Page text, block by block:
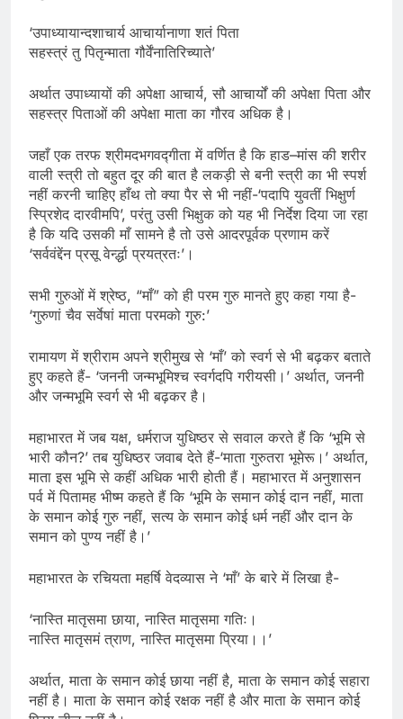
‘उपाध्यायान्दशाचार्य आचार्यानाणा शतं पिता
सहस्त्रं तु पितृन्माता गौर्वेंनातिरिच्याते’
अर्थात उपाध्यायों की अपेक्षा आचार्य, सौ आचार्यों की अपेक्षा पिता और
सहस्त्र पिताओं की अपेक्षा माता का गौरव अधिक है।
जहाँ एक तरफ श्रीमदभगवद्गीता में वर्णित है कि हाड–मांस की शरीर
वाली स्त्री तो बहुत दूर की बात है लकड़ी से बनी स्त्री का भी स्पर्श
नहीं करनी चाहिए हाँथ तो क्या पैर से भी नहीं-‘पदापि युवतीं भिक्षुर्ण
स्प्रिशेद दारवीमपि’, परंतु उसी भिक्षुक को यह भी निर्देश दिया जा रहा
है कि यदि उसकी माँ सामने है तो उसे आदरपूर्वक प्रणाम करें
‘सर्ववंद्देंन प्रसू वेर्न्द्धा प्रयत्रतः’।
सभी गुरुओं में श्रेष्ठ, “माँ” को ही परम गुरु मानते हुए कहा गया है-
‘गुरुणां चैव सर्वेषां माता परमको गुरु:’
रामायण में श्रीराम अपने श्रीमुख से ‘माँ’ को स्वर्ग से भी बढ़कर बताते
हुए कहते हैं- ‘जननी जन्मभूमिश्च स्वर्गदपि गरीयसी।’ अर्थात, जननी
और जन्मभूमि स्वर्ग से भी बढ़कर है।
महाभारत में जब यक्ष, धर्मराज युधिष्ठर से सवाल करते हैं कि ‘भूमि से
भारी कौन?’ तब युधिष्ठर जवाब देते हैं-‘माता गुरुतरा भूमेरू।’ अर्थात,
माता इस भूमि से कहीं अधिक भारी होती हैं। महाभारत में अनुशासन
पर्व में पितामह भीष्म कहते हैं कि ‘भूमि के समान कोई दान नहीं, माता
के समान कोई गुरु नहीं, सत्य के समान कोई धर्म नहीं और दान के
समान को पुण्य नहीं है।’
महाभारत के रचियता महर्षि वेदव्यास ने ‘माँ’ के बारे में लिखा है-
‘नास्ति मातृसमा छाया, नास्ति मातृसमा गतिः।
नास्ति मातृसमं त्राण, नास्ति मातृसमा प्रिया।।’
अर्थात, माता के समान कोई छाया नहीं है, माता के समान कोई सहारा
नहीं है। माता के समान कोई रक्षक नहीं है और माता के समान कोई